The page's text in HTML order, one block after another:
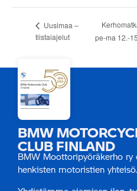
Uusimaa –
tiistaiajelut
pe-ma 12.-
BMW
CLUB FINLAND
BMW Moottoripyöräkerho ry
henkisten motoristien yhteisö.